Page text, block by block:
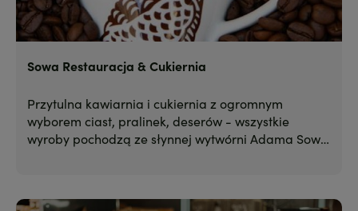
Sowa Restauracja & Cukiernia
Przytulna kawiarnia i cukiernia z ogromnym
wyborem ciast, pralinek, deserów - wszystkie
wyroby pochodzą ze słynnej wytwórni Adama Sowy